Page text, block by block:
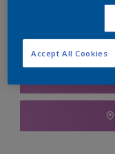
Accept All Cookies